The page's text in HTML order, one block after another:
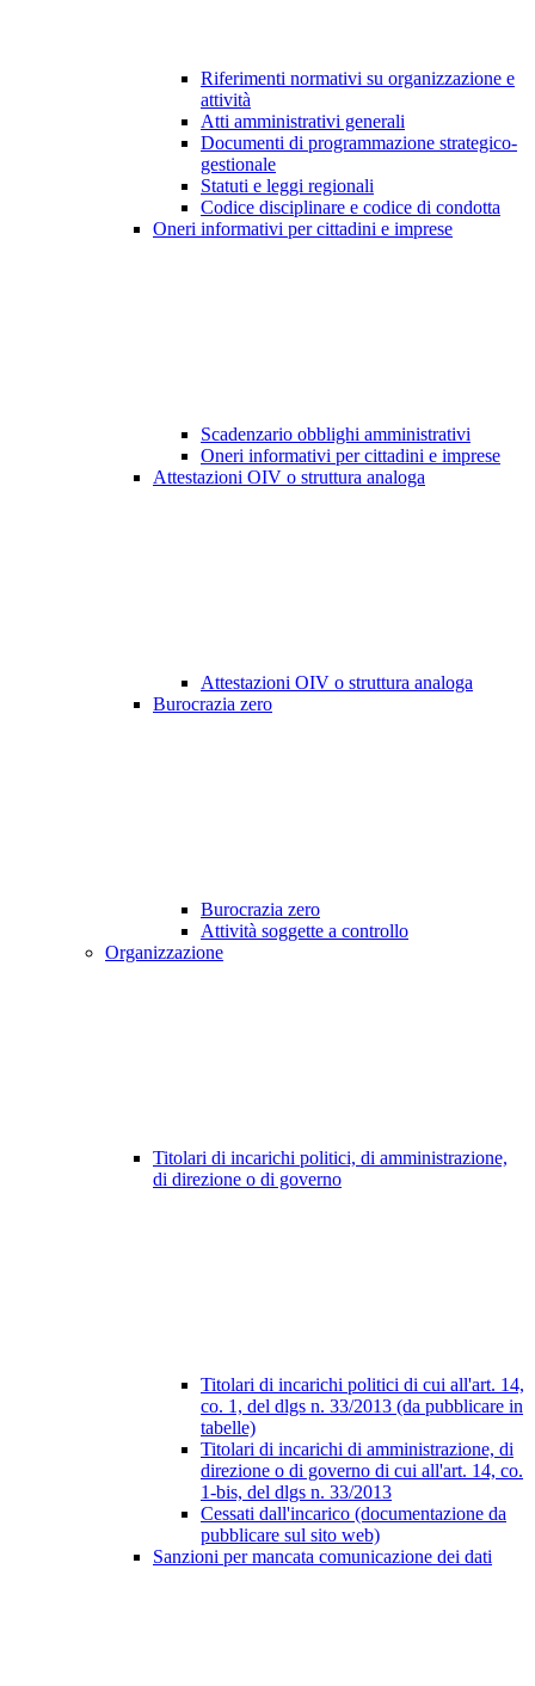
Riferimenti normativi su organizzazione e
attività
Atti amministrativi generali
Documenti di programmazione strategico-
gestionale
Statuti e leggi regionali
Codice disciplinare e codice di condotta
Oneri informativi per cittadini e imprese
Scadenzario obblighi amministrativi
Oneri informativi per cittadini e imprese
Attestazioni OIV o struttura analoga
Attestazioni OIV o struttura analoga
Burocrazia zero
Burocrazia zero
Attività soggette a controllo
Organizzazione
Titolari di incarichi politici, di amministrazione,
di direzione o di governo
Titolari di incarichi politici di cui all'art. 14,
co. 1, del dlgs n. 33/2013 (da pubblicare in
tabelle)
Titolari di incarichi di amministrazione, di
direzione o di governo di cui all'art. 14, co.
1-bis, del dlgs n. 33/2013
Cessati dall'incarico (documentazione da
pubblicare sul sito web)
Sanzioni per mancata comunicazione dei dati